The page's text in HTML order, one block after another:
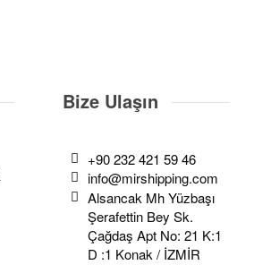
Bize Ulaşın
+90 232 421 59 46
info@mirshipping.com
Alsancak Mh Yüzbaşı
Şerafettin Bey Sk.
Çağdaş Apt No: 21 K:1
D :1 Konak / İZMİR